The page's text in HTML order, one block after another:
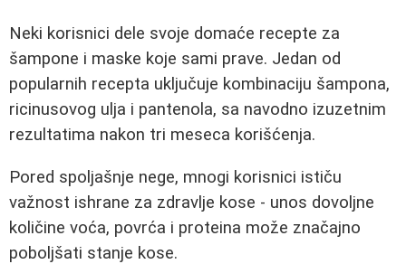
Neki korisnici dele svoje domaće recepte za
šampone i maske koje sami prave. Jedan od
popularnih recepta uključuje kombinaciju šampona,
ricinusovog ulja i pantenola, sa navodno izuzetnim
rezultatima nakon tri meseca korišćenja.
Pored spoljašnje nege, mnogi korisnici ističu
važnost ishrane za zdravlje kose - unos dovoljne
količine voća, povrća i proteina može značajno
poboljšati stanje kose.